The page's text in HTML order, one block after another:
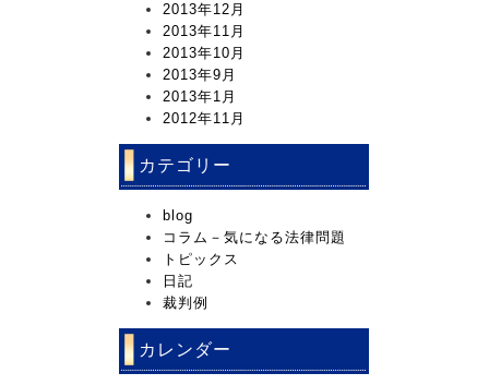
2013年12月
2013年11月
2013年10月
2013年9月
2013年1月
2012年11月
カテゴリー
blog
コラム－気になる法律問題
トピックス
日記
裁判例
カレンダー